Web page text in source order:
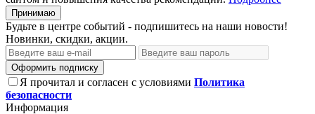
Принимаю
Будьте в центре событий - подпишитесь на наши новости!
Новинки, скидки, акции.
Оформить подписку
Я прочитал и согласен с условиями Политика
безопасности
Информация